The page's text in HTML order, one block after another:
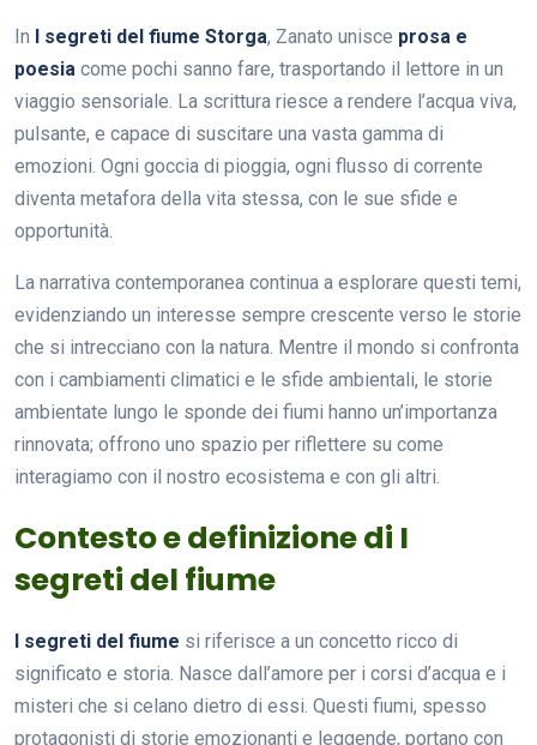
In I segreti del fiume Storga, Zanato unisce prosa e
poesia come pochi sanno fare, trasportando il lettore in un
viaggio sensoriale. La scrittura riesce a rendere l’acqua viva,
pulsante, e capace di suscitare una vasta gamma di
emozioni. Ogni goccia di pioggia, ogni flusso di corrente
diventa metafora della vita stessa, con le sue sfide e
opportunità.
La narrativa contemporanea continua a esplorare questi temi,
evidenziando un interesse sempre crescente verso le storie
che si intrecciano con la natura. Mentre il mondo si confronta
con i cambiamenti climatici e le sfide ambientali, le storie
ambientate lungo le sponde dei fiumi hanno un’importanza
rinnovata; offrono uno spazio per riflettere su come
interagiamo con il nostro ecosistema e con gli altri.
Contesto e definizione di I
segreti del fiume
I segreti del fiume si riferisce a un concetto ricco di
significato e storia. Nasce dall’amore per i corsi d’acqua e i
misteri che si celano dietro di essi. Questi fiumi, spesso
protagonisti di storie emozionanti e leggende, portano con